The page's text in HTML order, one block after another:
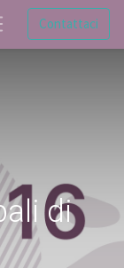
Contattaci
di